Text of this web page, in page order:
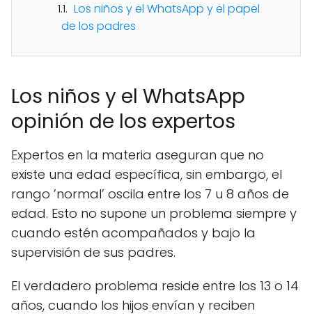
Los niños y el WhatsApp y el papel
de los padres
Los niños y el WhatsApp
opinión de los expertos
Expertos en la materia aseguran que no
existe una edad específica, sin embargo, el
rango ’normal’ oscila entre los 7 u 8 años de
edad. Esto no supone un problema siempre y
cuando estén acompañados y bajo la
supervisión de sus padres.
El verdadero problema reside entre los 13 o 14
años, cuando los hijos envían y reciben